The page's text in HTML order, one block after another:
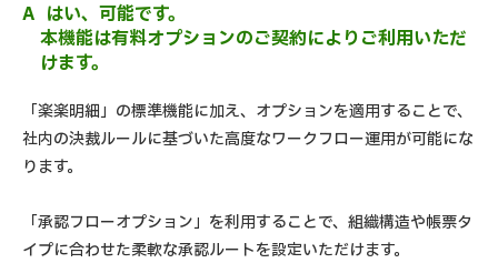
はい、可能です。
本機能は有料オプションのご契約によりご利用いただ
けます。
「楽楽明細」の標準機能に加え、オプションを適用することで、
社内の決裁ルールに基づいた高度なワークフロー運用が可能にな
ります。
「承認フローオプション」を利用することで、組織構造や帳票タ
イプに合わせた柔軟な承認ルートを設定いただけます。